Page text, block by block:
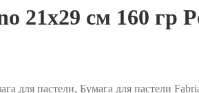
21х29 см 160 гр
для пастели, Бумага для пастели